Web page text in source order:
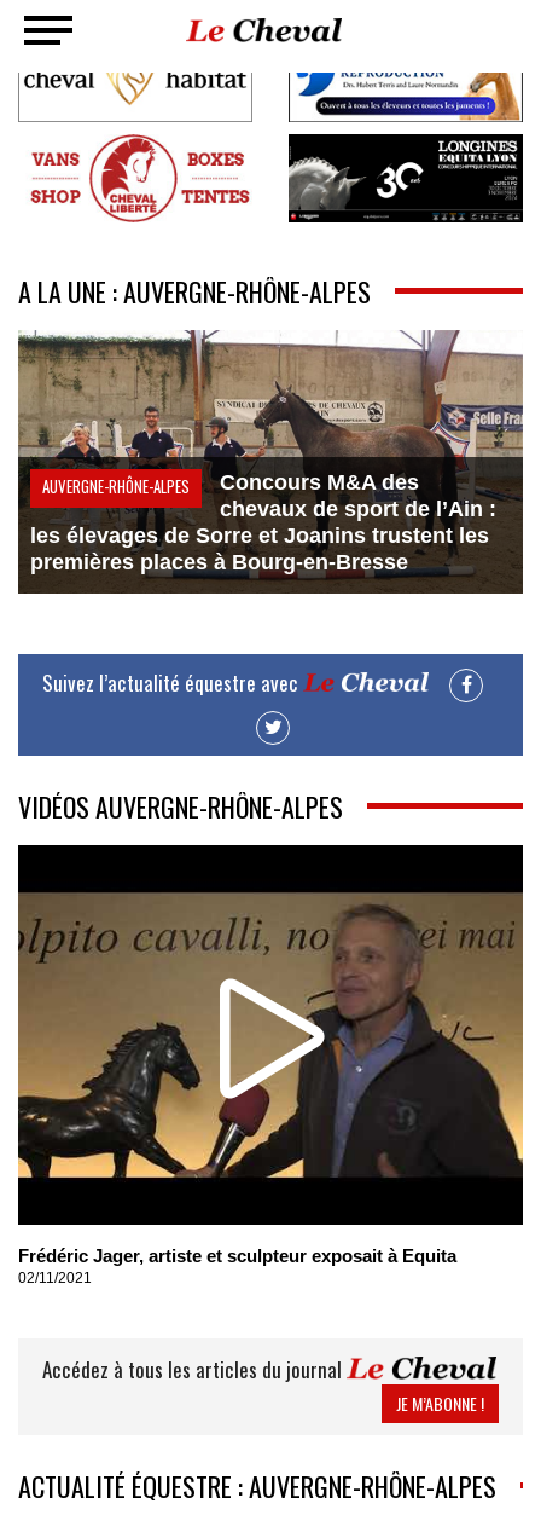
A LA UNE : AUVERGNE-RHÔNE-ALPES
AUVERGNE-RHÔNE-ALPES
Concours M&A des
chevaux de sport de l’Ain :
les élevages de Sorre et Joanins trustent les
premières places à Bourg-en-Bresse
Suivez l’actualité équestre avec
VIDÉOS AUVERGNE-RHÔNE-ALPES
Frédéric Jager, artiste et sculpteur exposait à Equita
02/11/2021
Accédez à tous les articles du journal
JE M’ABONNE !
ACTUALITÉ ÉQUESTRE : AUVERGNE-RHÔNE-ALPES